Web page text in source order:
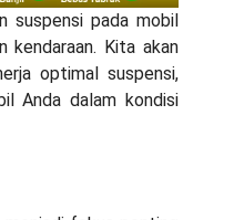
suspensi pada mobil
kendaraan. Kita akan
optimal suspensi,
Anda dalam kondisi